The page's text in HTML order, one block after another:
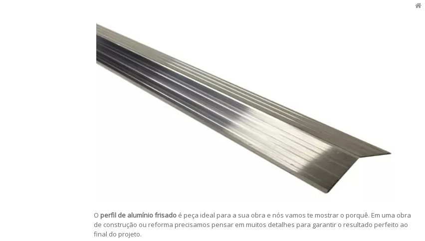
O perfil de alumínio frisado é peça ideal para a sua obra e nós vamos te mostrar o porquê. Em uma obra
de construção ou reforma precisamos pensar em muitos detalhes para garantir o resultado perfeito ao
final do projeto.